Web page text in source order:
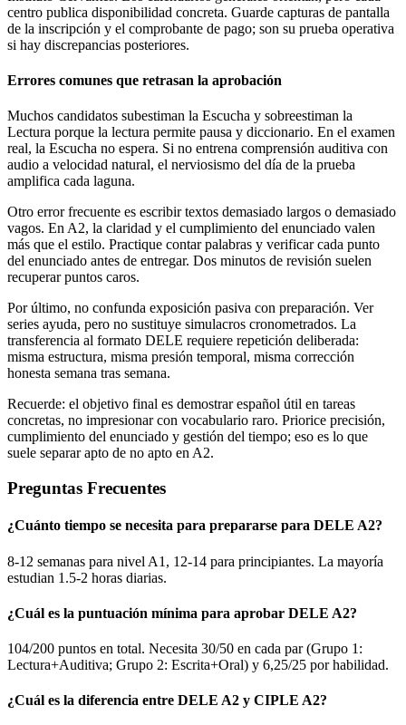
centro publica disponibilidad concreta. Guarde capturas de pantalla
de la inscripción y el comprobante de pago; son su prueba operativa
si hay discrepancias posteriores.
Errores comunes que retrasan la aprobación
Muchos candidatos subestiman la Escucha y sobreestiman la
Lectura porque la lectura permite pausa y diccionario. En el examen
real, la Escucha no espera. Si no entrena comprensión auditiva con
audio a velocidad natural, el nerviosismo del día de la prueba
amplifica cada laguna.
Otro error frecuente es escribir textos demasiado largos o demasiado
vagos. En A2, la claridad y el cumplimiento del enunciado valen
más que el estilo. Practique contar palabras y verificar cada punto
del enunciado antes de entregar. Dos minutos de revisión suelen
recuperar puntos caros.
Por último, no confunda exposición pasiva con preparación. Ver
series ayuda, pero no sustituye simulacros cronometrados. La
transferencia al formato DELE requiere repetición deliberada:
misma estructura, misma presión temporal, misma corrección
honesta semana tras semana.
Recuerde: el objetivo final es demostrar español útil en tareas
concretas, no impresionar con vocabulario raro. Priorice precisión,
cumplimiento del enunciado y gestión del tiempo; eso es lo que
suele separar apto de no apto en A2.
Preguntas Frecuentes
¿Cuánto tiempo se necesita para prepararse para DELE A2?
8-12 semanas para nivel A1, 12-14 para principiantes. La mayoría
estudian 1.5-2 horas diarias.
¿Cuál es la puntuación mínima para aprobar DELE A2?
104/200 puntos en total. Necesita 30/50 en cada par (Grupo 1:
Lectura+Auditiva; Grupo 2: Escrita+Oral) y 6,25/25 por habilidad.
¿Cuál es la diferencia entre DELE A2 y CIPLE A2?